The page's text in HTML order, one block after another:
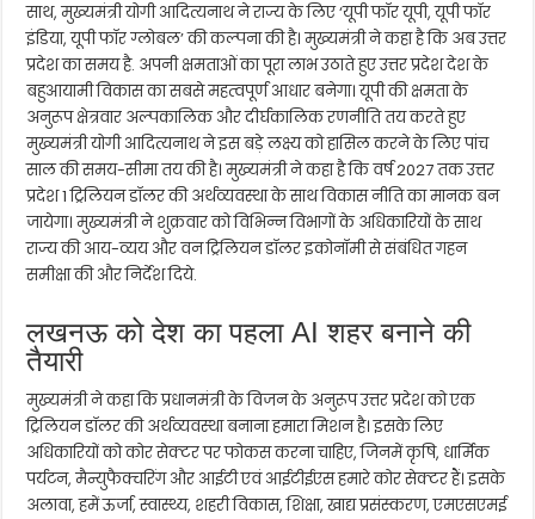
साथ, मुख्यमंत्री योगी आदित्यनाथ ने राज्य के लिए ‘यूपी फॉर यूपी, यूपी फॉर
इंडिया, यूपी फॉर ग्लोबल’ की कल्पना की है। मुख्यमंत्री ने कहा है कि अब उत्तर
प्रदेश का समय है. अपनी क्षमताओं का पूरा लाभ उठाते हुए उत्तर प्रदेश देश के
बहुआयामी विकास का सबसे महत्वपूर्ण आधार बनेगा। यूपी की क्षमता के
अनुरूप क्षेत्रवार अल्पकालिक और दीर्घकालिक रणनीति तय करते हुए
मुख्यमंत्री योगी आदित्यनाथ ने इस बड़े लक्ष्य को हासिल करने के लिए पांच
साल की समय-सीमा तय की है। मुख्यमंत्री ने कहा है कि वर्ष 2027 तक उत्तर
प्रदेश 1 ट्रिलियन डॉलर की अर्थव्यवस्था के साथ विकास नीति का मानक बन
जायेगा। मुख्यमंत्री ने शुक्रवार को विभिन्न विभागों के अधिकारियों के साथ
राज्य की आय-व्यय और वन ट्रिलियन डॉलर इकोनॉमी से संबंधित गहन
समीक्षा की और निर्देश दिये.
लखनऊ को देश का पहला AI शहर बनाने की
तैयारी
मुख्यमंत्री ने कहा कि प्रधानमंत्री के विजन के अनुरूप उत्तर प्रदेश को एक
ट्रिलियन डॉलर की अर्थव्यवस्था बनाना हमारा मिशन है। इसके लिए
अधिकारियों को कोर सेक्टर पर फोकस करना चाहिए, जिनमें कृषि, धार्मिक
पर्यटन, मैन्युफैक्चरिंग और आईटी एवं आईटीईएस हमारे कोर सेक्टर हैं। इसके
अलावा, हमें ऊर्जा, स्वास्थ्य, शहरी विकास, शिक्षा, खाद्य प्रसंस्करण, एमएसएमई